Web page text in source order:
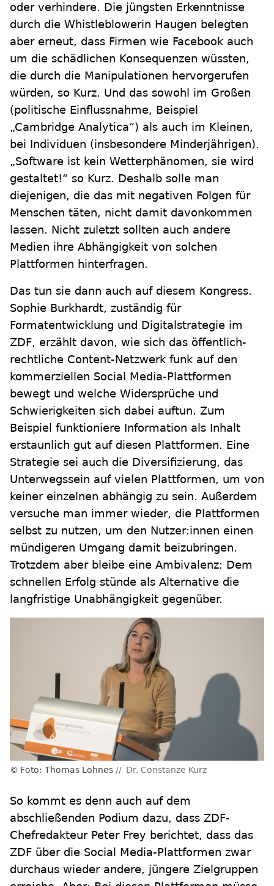
oder verhindere. Die jüngsten Erkenntnisse
durch die Whistleblowerin Haugen belegten
aber erneut, dass Firmen wie Facebook auch
um die schädlichen Konsequenzen wüssten,
die durch die Manipulationen hervorgerufen
würden, so Kurz. Und das sowohl im Großen
(politische Einflussnahme, Beispiel
„Cambridge Analytica“) als auch im Kleinen,
bei Individuen (insbesondere Minderjährigen).
„Software ist kein Wetterphänomen, sie wird
gestaltet!“ so Kurz. Deshalb solle man
diejenigen, die das mit negativen Folgen für
Menschen täten, nicht damit davonkommen
lassen. Nicht zuletzt sollten auch andere
Medien ihre Abhängigkeit von solchen
Plattformen hinterfragen.
Das tun sie dann auch auf diesem Kongress.
Sophie Burkhardt, zuständig für
Formatentwicklung und Digitalstrategie im
ZDF, erzählt davon, wie sich das öffentlich-
rechtliche Content-Netzwerk funk auf den
kommerziellen Social Media-Plattformen
bewegt und welche Widersprüche und
Schwierigkeiten sich dabei auftun. Zum
Beispiel funktioniere Information als Inhalt
erstaunlich gut auf diesen Plattformen. Eine
Strategie sei auch die Diversifizierung, das
Unterwegssein auf vielen Plattformen, um von
keiner einzelnen abhängig zu sein. Außerdem
versuche man immer wieder, die Plattformen
selbst zu nutzen, um den Nutzer:innen einen
mündigeren Umgang damit beizubringen.
Trotzdem aber bleibe eine Ambivalenz: Dem
schnellen Erfolg stünde als Alternative die
langfristige Unabhängigkeit gegenüber.
Foto: Thomas Lohnes Dr. Constanze Kurz
So kommt es denn auch auf dem
abschließenden Podium dazu, dass ZDF-
Chefredakteur Peter Frey berichtet, dass das
ZDF über die Social Media-Plattformen zwar
durchaus wieder andere, jüngere Zielgruppen